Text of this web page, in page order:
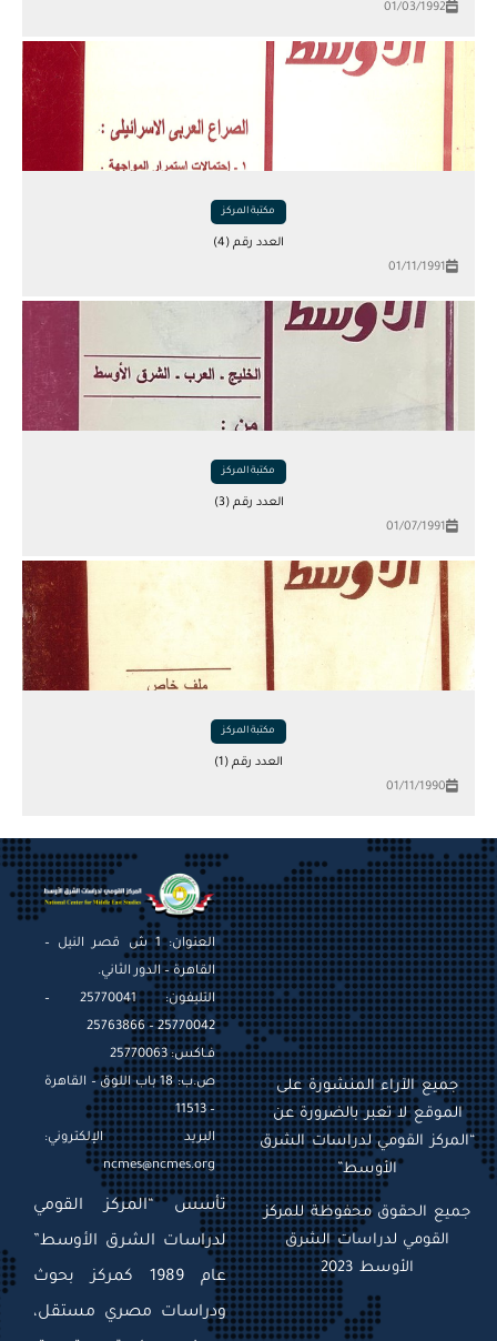
01/03/1992
مكتبة المركز
العدد رقم (4)
01/11/1991
مكتبة المركز
العدد رقم (3)
01/07/1991
مكتبة المركز
العدد رقم (1)
01/11/1990
العنوان: 1 ش قصر النيل –
القاهرة – الدور الثاني.
التليفون: 25770041 –
25770042 – 25763866
فـاكس: 25770063
ص.ب: 18 باب اللوق – القاهرة
– 11513
البريد الإلكتروني:
ncmes@ncmes.org
تأسس “المركز القومي
لدراسات الشرق الأوسط”
عام 1989 كمركز بحوث
ودراسات مصري مستقل،
جميع الآراء المنشورة على
الموقع لا تعبر بالضرورة عن
“المركز القومي لدراسات الشرق
الأوسط”
جميع الحقوق محفوظة للمركز
القومي لدراسات الشرق
الأوسط 2023